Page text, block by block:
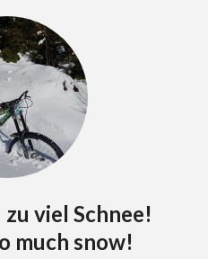
viel Schnee!
much snow!